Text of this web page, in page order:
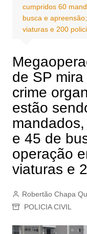
cumpridos 60
busca e
viaturas e 200
de SP
crime
estão
e 45 de
operação
viaturas e
Robertão Chapa
POLICIA CIVIL